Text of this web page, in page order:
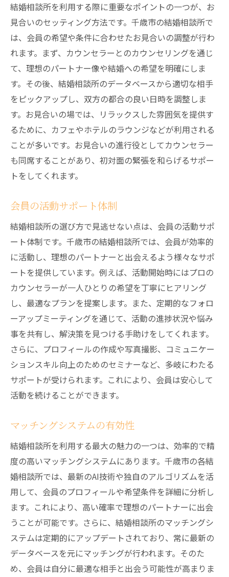
結婚相談所を利用する際に重要なポイントの一つが、お
見合いのセッティング方法です。千歳市の結婚相談所で
は、会員の希望や条件に合わせたお見合いの調整が行わ
れます。まず、カウンセラーとのカウンセリングを通じ
て、理想のパートナー像や結婚への希望を明確にしま
す。その後、結婚相談所のデータベースから適切な相手
をピックアップし、双方の都合の良い日時を調整しま
す。お見合いの場では、リラックスした雰囲気を提供す
るために、カフェやホテルのラウンジなどが利用される
ことが多いです。お見合いの進行役としてカウンセラー
も同席することがあり、初対面の緊張を和らげるサポー
トをしてくれます。
会員の活動サポート体制
結婚相談所の選び方で見逃せない点は、会員の活動サポ
ート体制です。千歳市の結婚相談所では、会員が効率的
に活動し、理想のパートナーと出会えるよう様々なサポ
ートを提供しています。例えば、活動開始時にはプロの
カウンセラーが一人ひとりの希望を丁寧にヒアリング
し、最適なプランを提案します。また、定期的なフォロ
ーアップミーティングを通じて、活動の進捗状況や悩み
事を共有し、解決策を見つける手助けをしてくれます。
さらに、プロフィールの作成や写真撮影、コミュニケー
ションスキル向上のためのセミナーなど、多岐にわたる
サポートが受けられます。これにより、会員は安心して
活動を続けることができます。
マッチングシステムの有効性
結婚相談所を利用する最大の魅力の一つは、効率的で精
度の高いマッチングシステムにあります。千歳市の各結
婚相談所では、最新のAI技術や独自のアルゴリズムを活
用して、会員のプロフィールや希望条件を詳細に分析し
ます。これにより、高い確率で理想のパートナーに出会
うことが可能です。さらに、結婚相談所のマッチングシ
ステムは定期的にアップデートされており、常に最新の
データベースを元にマッチングが行われます。そのた
め、会員は自分に最適な相手と出会う可能性が高まりま